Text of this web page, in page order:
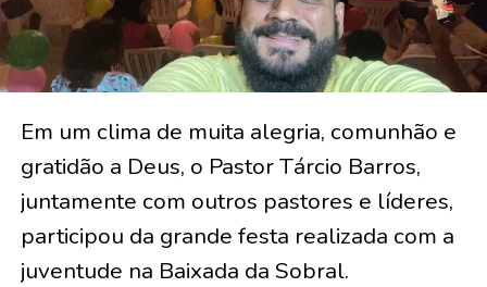
Em um clima de muita alegria, comunhão e
gratidão a Deus, o Pastor Tárcio Barros,
juntamente com outros pastores e líderes,
participou da grande festa realizada com a
juventude na Baixada da Sobral.